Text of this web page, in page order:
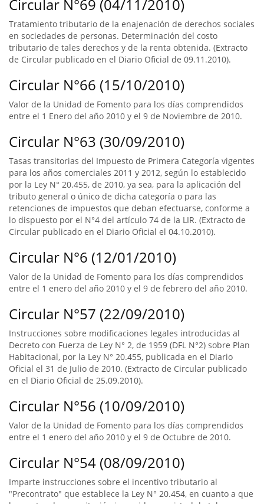
Circular N°69 (04/11/2010)
Tratamiento tributario de la enajenación de derechos sociales
en sociedades de personas. Determinación del costo
tributario de tales derechos y de la renta obtenida. (Extracto
de Circular publicado en el Diario Oficial de 09.11.2010).
Circular N°66 (15/10/2010)
Valor de la Unidad de Fomento para los días comprendidos
entre el 1 Enero del año 2010 y el 9 de Noviembre de 2010.
Circular N°63 (30/09/2010)
Tasas transitorias del Impuesto de Primera Categoría vigentes
para los años comerciales 2011 y 2012, según lo establecido
por la Ley N° 20.455, de 2010, ya sea, para la aplicación del
tributo general o único de dicha categoría o para las
retenciones de impuestos que deban efectuarse, conforme a
lo dispuesto por el N°4 del artículo 74 de la LIR. (Extracto de
Circular publicado en el Diario Oficial el 04.10.2010).
Circular N°6 (12/01/2010)
Valor de la Unidad de Fomento para los días comprendidos
entre el 1 enero del año 2010 y el 9 de febrero del año 2010.
Circular N°57 (22/09/2010)
Instrucciones sobre modificaciones legales introducidas al
Decreto con Fuerza de Ley N° 2, de 1959 (DFL N°2) sobre Plan
Habitacional, por la Ley N° 20.455, publicada en el Diario
Oficial el 31 de Julio de 2010. (Extracto de Circular publicado
en el Diario Oficial de 25.09.2010).
Circular N°56 (10/09/2010)
Valor de la Unidad de Fomento para los días comprendidos
entre el 1 enero del año 2010 y el 9 de Octubre de 2010.
Circular N°54 (08/09/2010)
Imparte instrucciones sobre el incentivo tributario al
"Precontrato" que establece la Ley N° 20.454, en cuanto a que